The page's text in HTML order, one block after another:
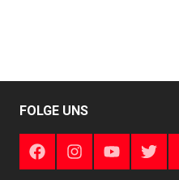
FOLGE UNS
FacebookInstagramYoutubeTwitter